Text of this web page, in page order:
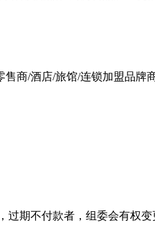
商/酒店/旅馆/连锁加盟品牌
期不付款者，组委会有权变